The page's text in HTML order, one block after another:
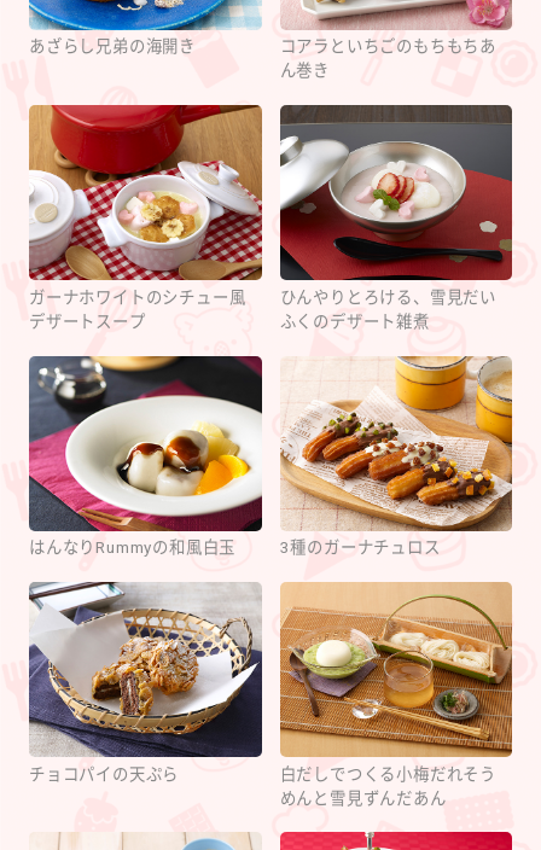
あざらし兄弟の海開き
コアラといちごのもちもちあ
ん巻き
ガーナホワイトのシチュー風
デザートスープ
ひんやりとろける、雪見だい
ふくのデザート雑煮
はんなりRummyの和風白玉 3種のガーナチュロス
チョコパイの天ぷら
白だしでつくる小梅だれそう
めんと雪見ずんだあん